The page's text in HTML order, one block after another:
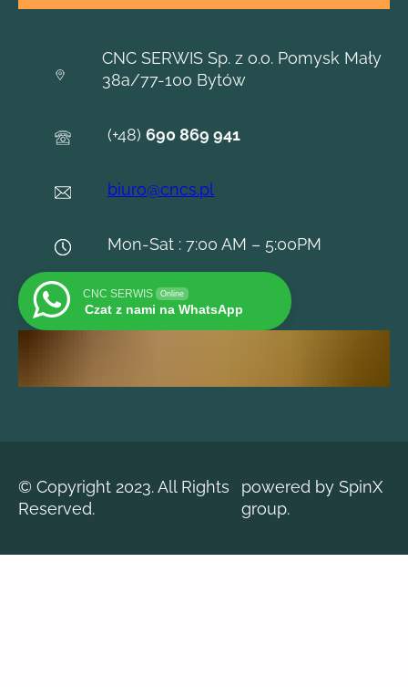
CNC SERWIS Sp. z o.o. Pomysk Mały
38a/77-100 Bytów
(+48) 690 869 941
biuro@cncs.pl
Mon-Sat : 7:00 AM – 5:00PM
CNC SERWIS Online
Czat z nami na WhatsApp
© Copyright 2023. All Rights
Reserved.
powered by SpinX
group.